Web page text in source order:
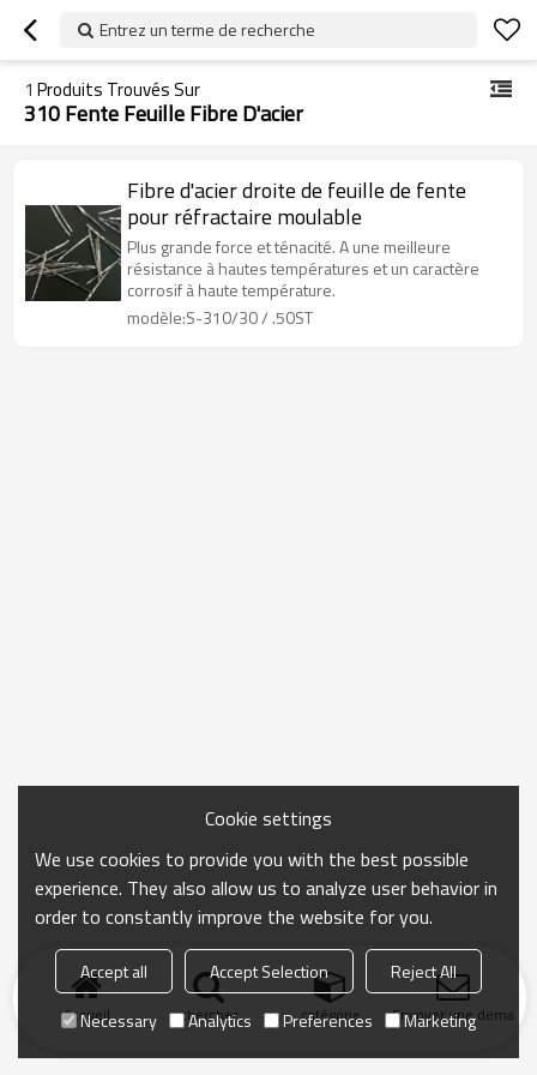
Entrez un terme de recherche
1 Produits Trouvés Sur
310 Fente Feuille Fibre D'acier
Fibre d'acier droite de feuille de fente
pour réfractaire moulable
Plus grande force et ténacité. A une meilleure
résistance à hautes températures et un caractère
corrosif à haute température.
modèle:S-310/30 / .50ST
Accueil chercher catégorie Envoyer une
Cookie settings
We use cookies to provide you with the best possible
experience. They also allow us to analyze user behavior in
order to constantly improve the website for you.
Accept all Accept Selection
Reject All
Necessary
Analytics Preferences Marketing